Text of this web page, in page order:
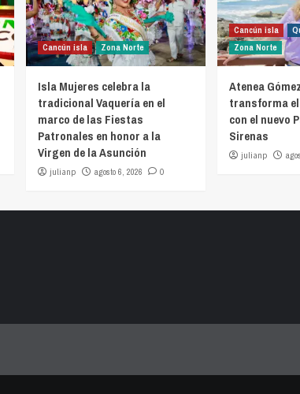
Cancún isla Zona Norte
Isla Mujeres celebra la
tradicional Vaquería en el
marco de las Fiestas
Patronales en honor a la
Virgen de la Asunción
julianp agosto 6, 2026 0
Cancún isla
Zona Norte
Atenea
transforma
con el nuevo
Sirenas
julianp